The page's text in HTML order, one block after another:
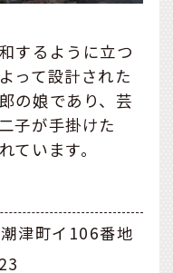
するように立つ
って設計された
の娘であり、芸
子が手掛けた
ています。
津町イ106番地